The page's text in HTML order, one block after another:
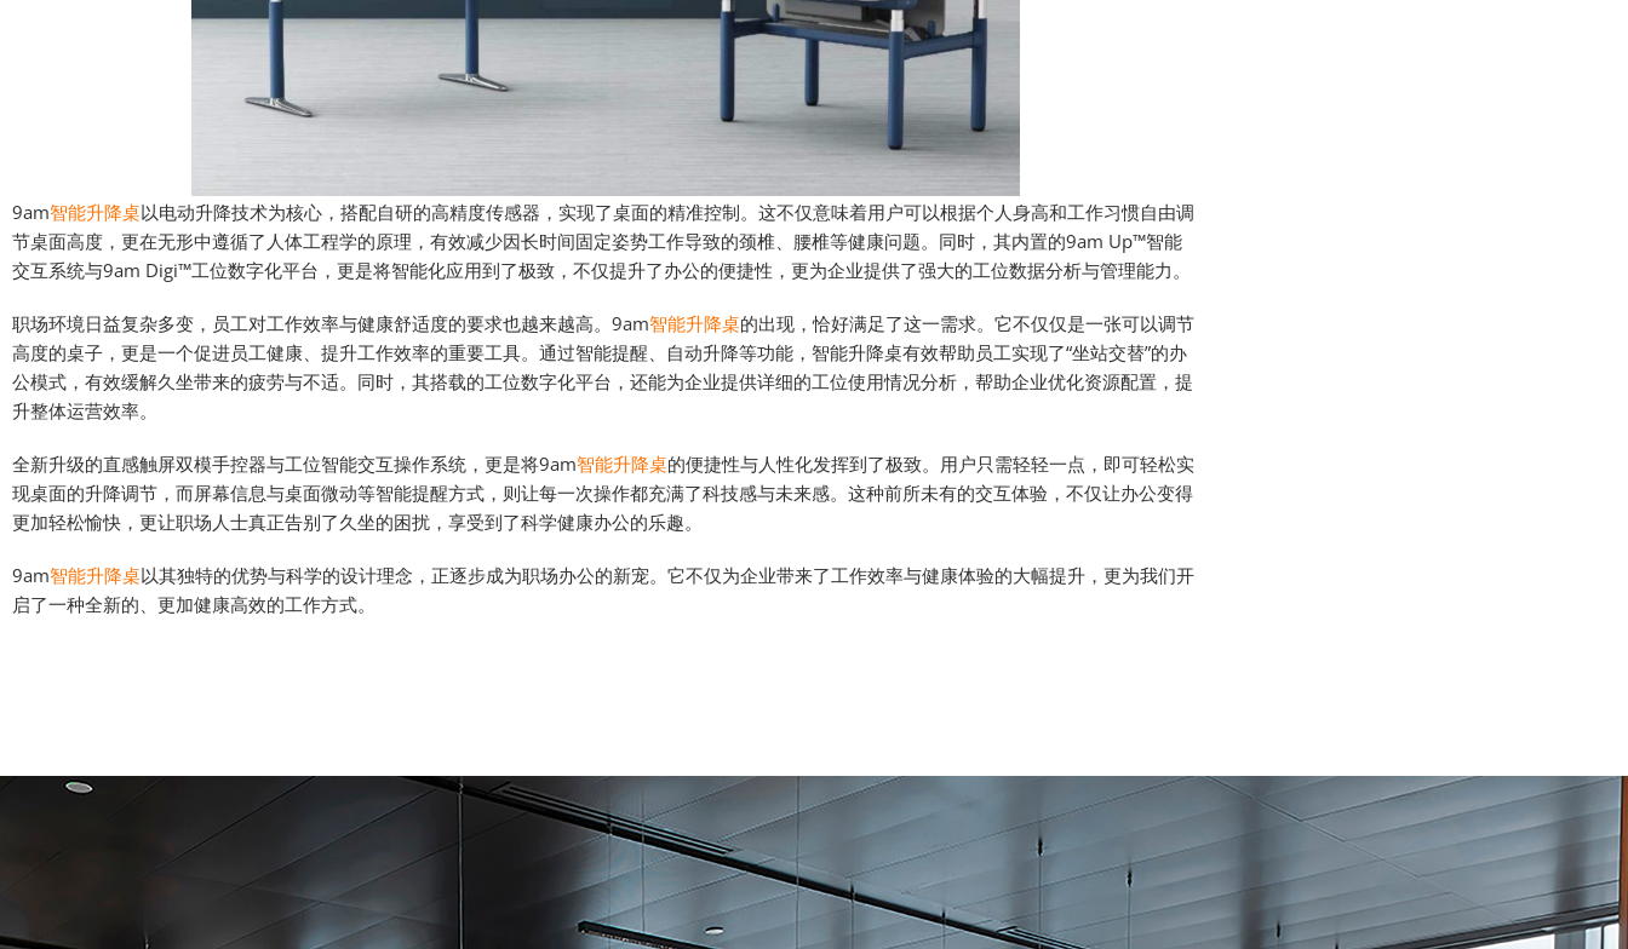
9am智能升降桌以电动升降技术为核心，搭配自研的高精度传感器，实现了桌面的精准控制。这不仅意味着用户可以根据个人身高和工作习惯自由调
节桌面高度，更在无形中遵循了人体工程学的原理，有效减少因长时间固定姿势工作导致的颈椎、腰椎等健康问题。同时，其内置的9am Up™智能
交互系统与9am Digi™工位数字化平台，更是将智能化应用到了极致，不仅提升了办公的便捷性，更为企业提供了强大的工位数据分析与管理能力。
职场环境日益复杂多变，员工对工作效率与健康舒适度的要求也越来越高。9am智能升降桌的出现，恰好满足了这一需求。它不仅仅是一张可以调节
高度的桌子，更是一个促进员工健康、提升工作效率的重要工具。通过智能提醒、自动升降等功能，智能升降桌有效帮助员工实现了“坐站交替”的办
公模式，有效缓解久坐带来的疲劳与不适。同时，其搭载的工位数字化平台，还能为企业提供详细的工位使用情况分析，帮助企业优化资源配置，提
升整体运营效率。
全新升级的直感触屏双模手控器与工位智能交互操作系统，更是将9am智能升降桌的便捷性与人性化发挥到了极致。用户只需轻轻一点，即可轻松实
现桌面的升降调节，而屏幕信息与桌面微动等智能提醒方式，则让每一次操作都充满了科技感与未来感。这种前所未有的交互体验，不仅让办公变得
更加轻松愉快，更让职场人士真正告别了久坐的困扰，享受到了科学健康办公的乐趣。
9am智能升降桌以其独特的优势与科学的设计理念，正逐步成为职场办公的新宠。它不仅为企业带来了工作效率与健康体验的大幅提升，更为我们开
启了一种全新的、更加健康高效的工作方式。